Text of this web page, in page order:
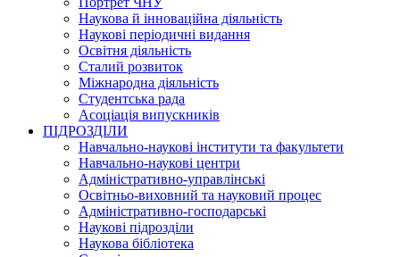
Наукова й інноваційна діяльність
Наукові періодичні видання
Освітня діяльність
Сталий розвиток
Міжнародна діяльність
Студентська рада
Асоціація випускників
ПІДРОЗДІЛИ
Навчально-наукові інститути та факультети
Навчально-наукові центри
Адміністративно-управлінські
Освітньо-виховний та науковий процес
Адміністративно-господарські
Наукові підрозділи
Наукова бібліотека